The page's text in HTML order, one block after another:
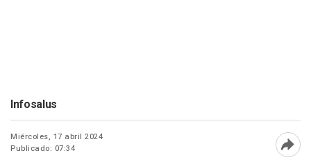
Infosalus
Miércoles, 17 abril 2024
Publicado: 07:34